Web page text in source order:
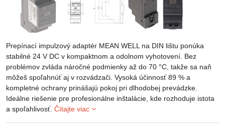
Prepínací impulzový adaptér MEAN WELL na DIN lištu ponúka
stabilné 24 V DC v kompaktnom a odolnom vyhotovení. Bez
problémov zvláda náročné podmienky až do 70 °C, takže sa naň
môžeš spoľahnúť aj v rozvádzači. Vysoká účinnosť 89 % a
kompletné ochrany prinášajú pokoj pri dlhodobej prevádzke.
Ideálne riešenie pre profesionálne inštalácie, kde rozhoduje istota
a spoľahlivosť. Čítajte viac